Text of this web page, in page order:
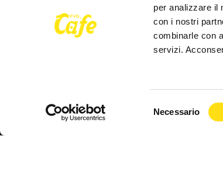
per analizzare il
con i nostri
combinarle con
servizi.
Necessario
FVG Cafe
commerciale@fvgcafe.it
adv@fvgcafe.it